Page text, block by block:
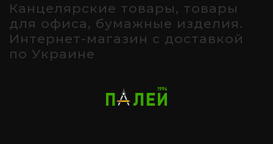
Канцелярские товары, товары
для офиса, бумажные изделия.
Интернет-магазин с доставкой
по Украине